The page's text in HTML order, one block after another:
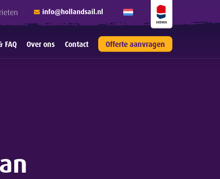
info@hollandsail.nl
FAQ Over ons Contact Offerte aanvragen